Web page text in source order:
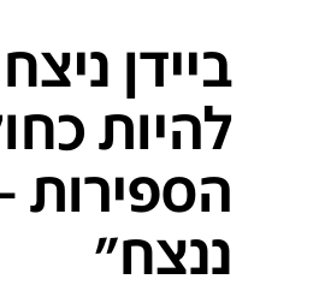
ביידן
להיות
הספירות
ננצח"